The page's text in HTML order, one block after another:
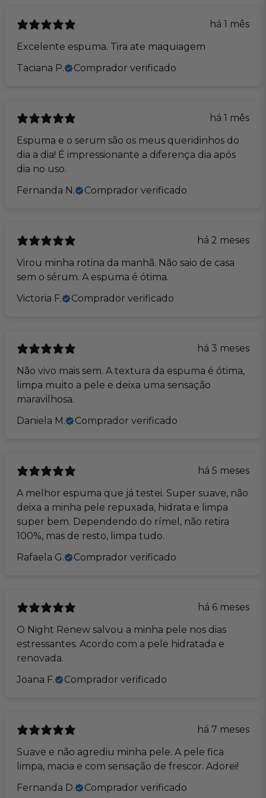
há 1 mês
Excelente espuma. Tira ate maquiagem
Taciana P.
Comprador verificado
há 1 mês
Espuma e o serum são os meus queridinhos do
dia a dia! É impressionante a diferença dia após
dia no uso.
Fernanda N.
Comprador verificado
há 2 meses
Virou minha rotina da manhã. Não saio de casa
sem o sérum. A espuma é ótima.
Victoria F.
Comprador verificado
há 3 meses
Não vivo mais sem. A textura da espuma é ótima,
limpa muito a pele e deixa uma sensação
maravilhosa.
Daniela M.
Comprador verificado
há 5 meses
A melhor espuma que já testei. Super suave, não
deixa a minha pele repuxada, hidrata e limpa
super bem. Dependendo do rímel, não retira
100%, mas de resto, limpa tudo.
Rafaela G.
Comprador verificado
há 6 meses
O Night Renew salvou a minha pele nos dias
estressantes. Acordo com a pele hidratada e
renovada.
Joana F.
Comprador verificado
há 7 meses
Suave e não agrediu minha pele. A pele fica
limpa, macia e com sensação de frescor. Adorei!
Fernanda D.
Comprador verificado